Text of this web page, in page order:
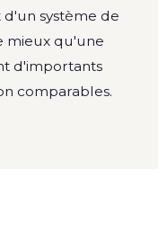
système de
mieux qu'une
d'importants
comparables.